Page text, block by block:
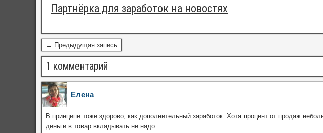
Партнёрка для заработок на новостях
← Предыдущая запись
1 комментарий
Елена
В принципе тоже здорово, как дополнительный заработок. Хотя процент от продаж
деньги в товар вкладывать не надо.